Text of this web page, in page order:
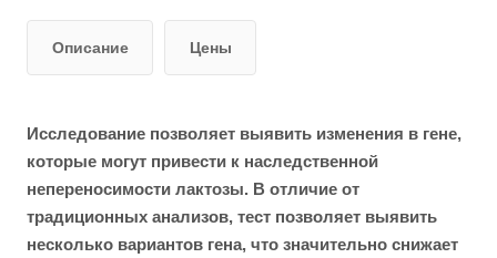
Описание Цены
Исследование позволяет выявить изменения в гене,
которые могут привести к наследственной
непереносимости лактозы. В отличие от
традиционных анализов, тест позволяет выявить
несколько вариантов гена, что значительно снижает